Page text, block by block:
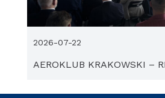
AEROKLUB KRAKOWSKI –
2026-07-22